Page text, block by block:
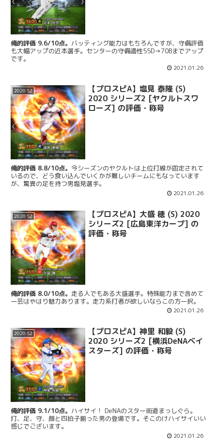
俺的評価 9.6/10点。 バッティング能力はもちろんですが、守備評価
も大幅アップの近本選手。センターの守備適性55D→70Bまでアップ
です。
2021.01.26
2020 S2
【プロスピA】塩見 泰隆 (S)
2020 シリーズ2 [ヤクルトスワ
ローズ] の評価・称号
俺的評価 8.8/10点。 今シーズンのヤクルトは上位打線が固定されて
いるので、どう食い込んでいくかが難しいチームにもなっています
が、驚異の足を持つ男塩見選手。
2021.01.26
2020 S2
【プロスピA】大盛 穂 (S) 2020
シリーズ2 [広島東洋カープ] の
評価・称号
俺的評価 8.0/10点。 走る人でもある大盛選手。特殊能力まで含めて
一芸はやはり魅力あります。走力系打者が欲しいならこの方一択。
2021.01.26
2020 S2
【プロスピA】神里 和毅 (S)
2020 シリーズ2 [横浜DeNAベイ
スターズ] の評価・称号
俺的評価 9.1/10点。 ハイサイ！ DeNAのスター街道まっしぐら。
打、足、守、顔と四拍子揃った男の登場です。そこのけハイサイいい
感じでございます。
2021.01.26